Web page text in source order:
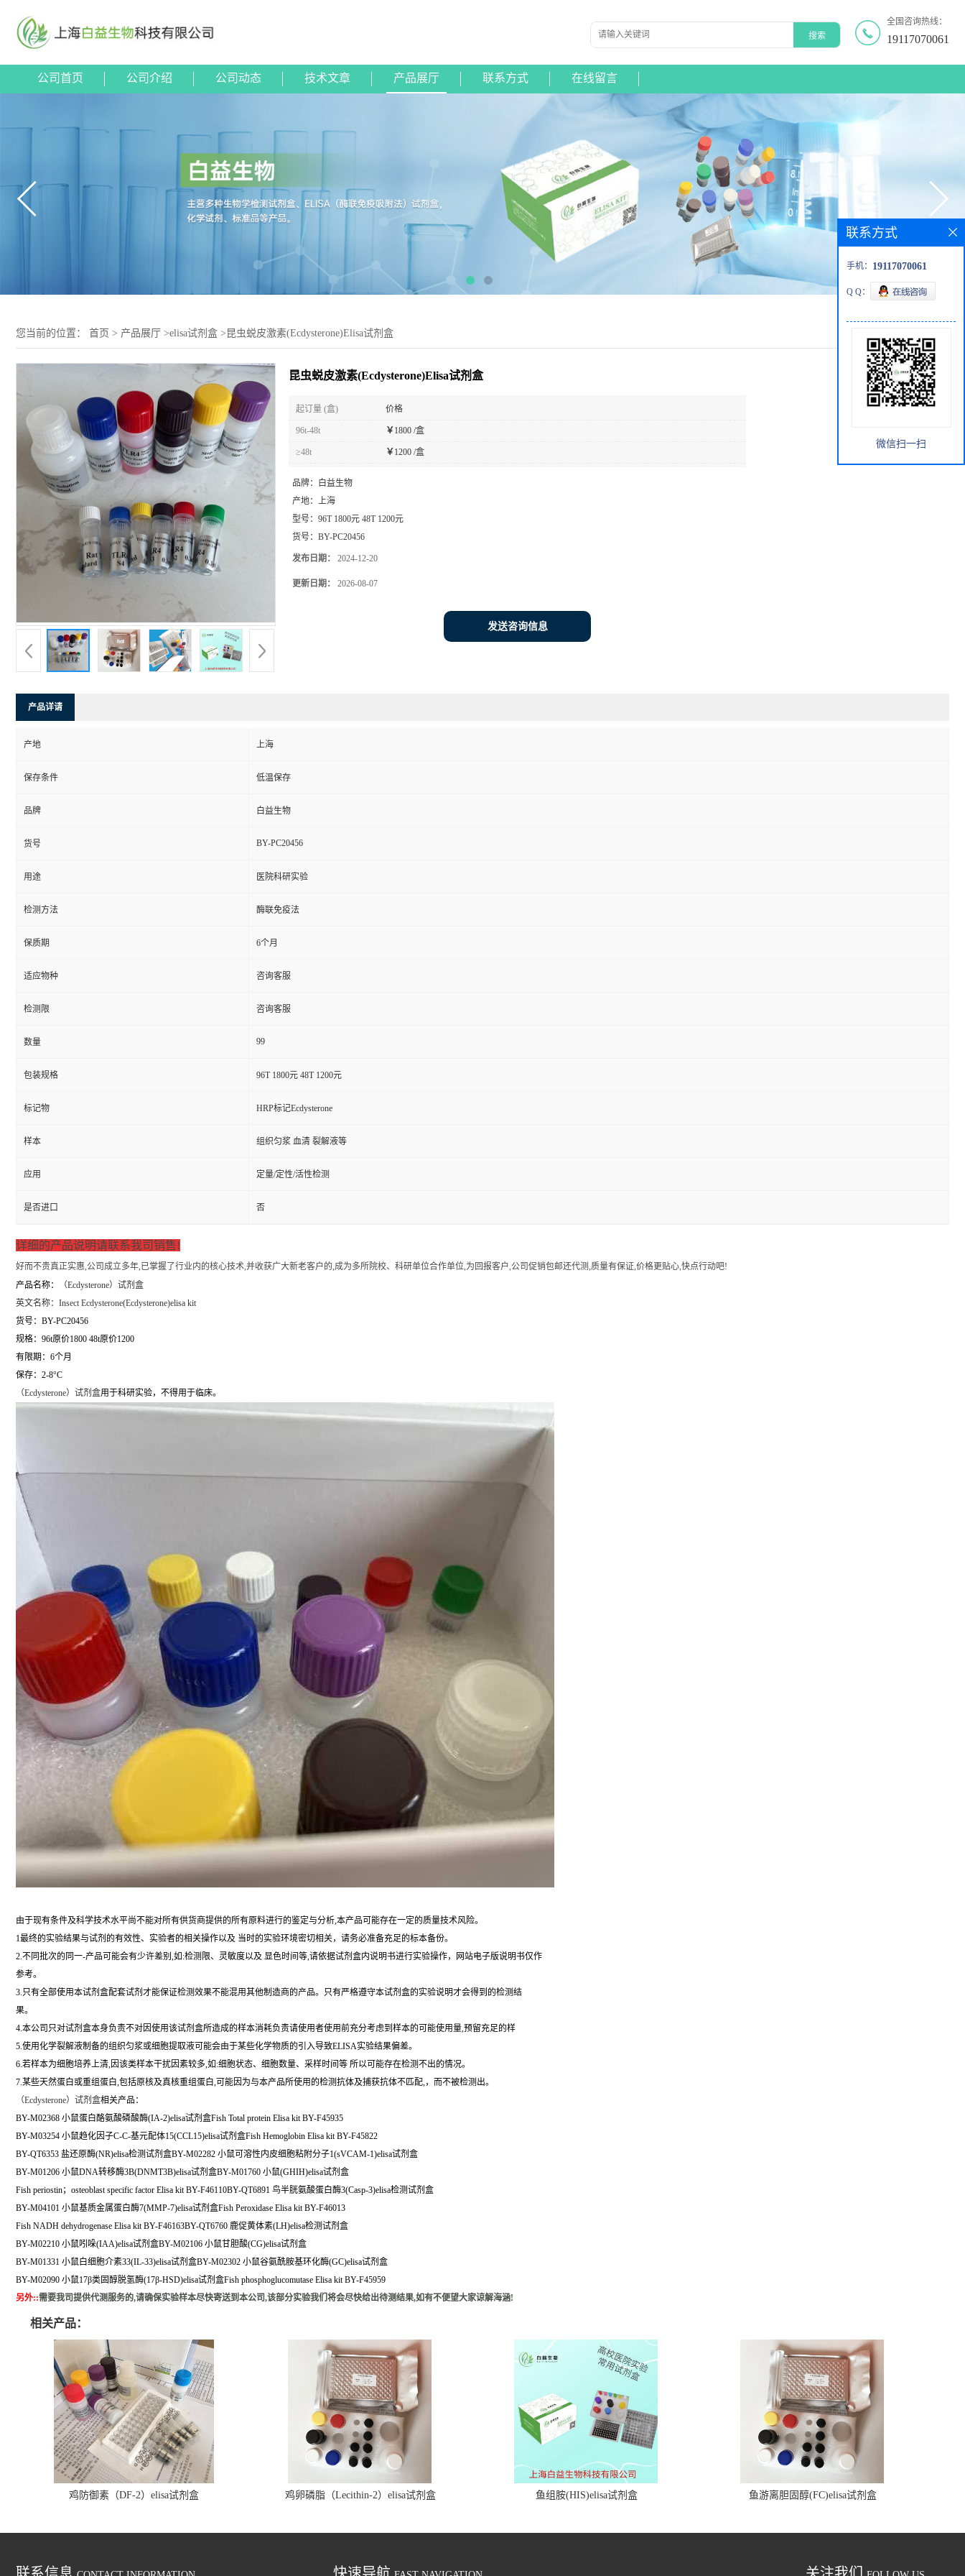
全国咨询热线：
19117070061
公司首页 公司介绍 公司动态 技术文章 产品展厅 联系方式 在线留言
您当前的位置： 首页 > 产品展厅 >elisa试剂盒 > 昆虫蜕皮激素(Ecdysterone)Elisa试剂盒
昆虫蜕皮激素(Ecdysterone)Elisa试剂盒
起订量 (盒) 价格
96t-48t ￥ 1800 /盒
≥48t ￥ 1200 /盒
品牌：
白益生物
产地： 上海
型号： 96T 1800元 48T 1200元
货号： BY-PC20456
发布日期： 2024-12-20
更新日期： 2026-08-07
发送咨询信息
产品详请
产地 上海
保存条件 低温保存
品牌 白益生物
货号 BY-PC20456
用途 医院科研实验
检测方法 酶联免疫法
保质期 6个月
适应物种 咨询客服
检测限 咨询客服
数量 99
包装规格 96T 1800元 48T 1200元
标记物 HRP标记Ecdysterone
样本 组织匀浆 血清 裂解液等
应用 定量/定性/活性检测
是否进口 否
详细的产品说明请联系我司销售!
好而不贵真正实惠,公司成立多年,已掌握了行业内的核心技术,并收获广大新老客户的,成为多所院校、科研单位合作单位,为回报客户,公司促销包邮还代测,质量有保证,价格更贴心,快点行动吧!
产品名称：
（Ecdysterone）试剂盒
英文名称： Insect Ecdysterone(Ecdysterone)elisa kit
货号：BY-PC20456
规格：96t原价1800 48t原价1200
有限期：6个月
保存：2-8°C
（Ecdysterone）试剂盒用于科研实验，不得用于临床。
由于现有条件及科学技术水平尚不能对所有供货商提供的所有原料进行的鉴定与分析,本产品可能存在一定的质量技术风险。
1最终的实验结果与试剂的有效性、实验者的相关操作以及 当时的实验环境密切相关，请务必准备充足的标本备份。
2.不同批次的同一-产品可能会有少许差别,如:检测限、灵敏度以及 显色时间等,请依据试剂盒内说明书进行实验操作，网站电子版说明书仅作
参考。
3.只有全部使用本试剂盒配套试剂才能保证检测效果不能混用其他制造商的产品。只有严格遵守本试剂盒的实验说明才会得到的检测结
果。
4.本公司只对试剂盒本身负责不对因使用该试剂盒所造成的样本消耗负责请使用者使用前充分考虑到样本的可能使用量,预留充足的样
5.使用化学裂解液制备的组织匀浆或细胞提取液可能会由于某些化学物质的引入导致ELISA实验结果偏差。
6.若样本为细胞培养上清,因该类样本干扰因素较多,如:细胞状态、细胞数量、采样时间等 所以可能存在检测不出的情况。
7.某些天然蛋白或重组蛋白,包括原核及真核重组蛋白,可能因为与本产品所使用的检测抗体及捕获抗体不匹配,，而不被检测出。
（Ecdysterone）试剂盒相关产品：
BY-M02368 小鼠蛋白酪氨酸磷酸酶(IA-2)elisa试剂盒Fish Total protein Elisa kit BY-F45935
BY-M03254 小鼠趋化因子C-C-基元配体15(CCL15)elisa试剂盒Fish Hemoglobin Elisa kit BY-F45822
BY-QT6353 盐还原酶(NR)elisa检测试剂盒BY-M02282 小鼠可溶性内皮细胞粘附分子1(sVCAM-1)elisa试剂盒
BY-M01206 小鼠DNA转移酶3B(DNMT3B)elisa试剂盒BY-M01760 小鼠(GHIH)elisa试剂盒
Fish periostin；osteoblast specific factor Elisa kit BY-F46110BY-QT6891 鸟半胱氨酸蛋白酶3(Casp-3)elisa检测试剂盒
BY-M04101 小鼠基质金属蛋白酶7(MMP-7)elisa试剂盒Fish Peroxidase Elisa kit BY-F46013
Fish NADH dehydrogenase Elisa kit BY-F46163BY-QT6760 鹿促黄体素(LH)elisa检测试剂盒
BY-M02210 小鼠吲哚(IAA)elisa试剂盒BY-M02106 小鼠甘胆酸(CG)elisa试剂盒
BY-M01331 小鼠白细胞介素33(IL-33)elisa试剂盒BY-M02302 小鼠谷氨酰胺基环化酶(GC)elisa试剂盒
BY-M02090 小鼠17β类固醇脱氢酶(17β-HSD)elisa试剂盒Fish phosphoglucomutase Elisa kit BY-F45959
另外::需要我司提供代测服务的,请确保实验样本尽快寄送到本公司,该部分实验我们将会尽快给出待测结果,如有不便望大家谅解海涵!
相关产品：
鸡防御素（DF-2）elisa试剂盒 鸡卵磷脂（Lecithin-2）elisa试剂盒 鱼组胺(HIS)elisa试剂盒 鱼游离胆固醇(FC)elisa试剂盒
联系方式
手机： 19117070061
Q Q：
微信扫一扫